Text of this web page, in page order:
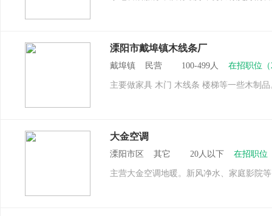
溧阳市戴埠镇木线条厂
戴埠镇 民营 100-499人 在招职位（
主要做家具 木门 木线条 楼梯等一些木制品
大金空调
溧阳市区 其它 20人以下 在招职位
主营大金空调地暖。新风净水、家庭影院